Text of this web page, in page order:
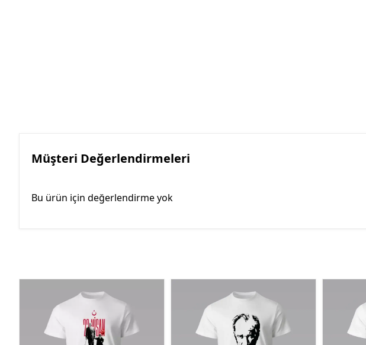
Müşteri Değerlendirmeleri
Bu ürün için değerlendirme yok